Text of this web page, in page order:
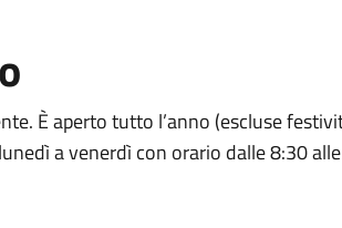
È aperto tutto l’anno (escluse
a venerdì con orario dalle 8:30